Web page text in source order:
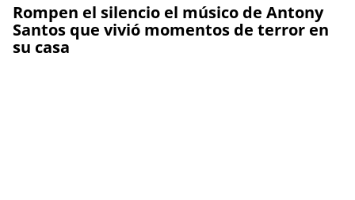
Rompen el silencio el músico de Antony
Santos que vivió momentos de terror en
su casa